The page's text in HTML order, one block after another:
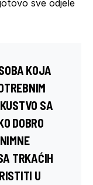
sve odjele
KOJA
SA
DOBRO
TRKAĆIH
U